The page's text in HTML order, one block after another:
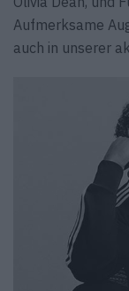
Aufmerksame
auch in unserer